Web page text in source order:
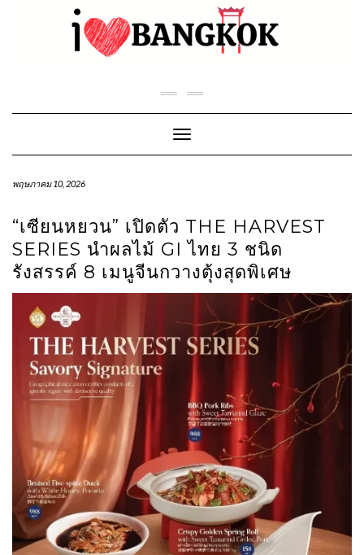
Toggle Navigation
พฤษภาคม 10, 2026
“เซียนหยวน” เปิดตัว THE HARVEST
SERIES นำผลไม้ GI ไทย 3 ชนิด
รังสรรค์ 8 เมนูจีนกวางตุ้งสุดพิเศษ